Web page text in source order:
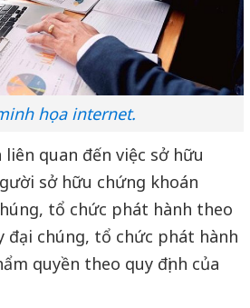
họa internet.
quan đến việc sở hữu
sở hữu chứng khoán
tổ chức phát hành theo
đại chúng, tổ chức phát hành
quyền theo quy định của